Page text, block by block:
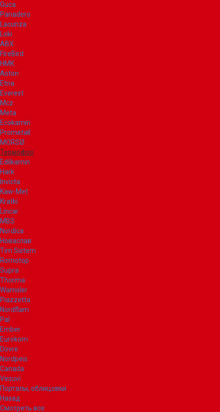
Guca
Panadero
Lacunza
Loki
ABX
FireBird
НМК
Aston
Etna
Everest
Mcz
Meta
Ecokamin
Prometall
MORSØ
Термофор
Edilkamin
Hark
Invicta
Kaw-Met
Kratki
Lincar
MBS
Nordica
Новаслав
Tim Sistem
Romotop
Supra
Thorma
Wamsler
Piazzetta
Nordflam
Pal
Ember
Eurokom
Dovre
Nordpeis
Canada
Vesuvi
Порталы, облицовки
Назад
Смотреть все